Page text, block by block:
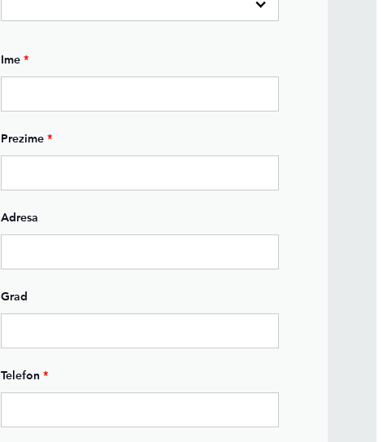
Ime *
Prezime *
Adresa
Grad
Telefon *